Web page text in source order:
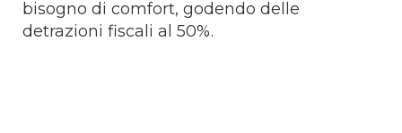
bisogno di comfort, godendo delle
detrazioni fiscali al 50%.